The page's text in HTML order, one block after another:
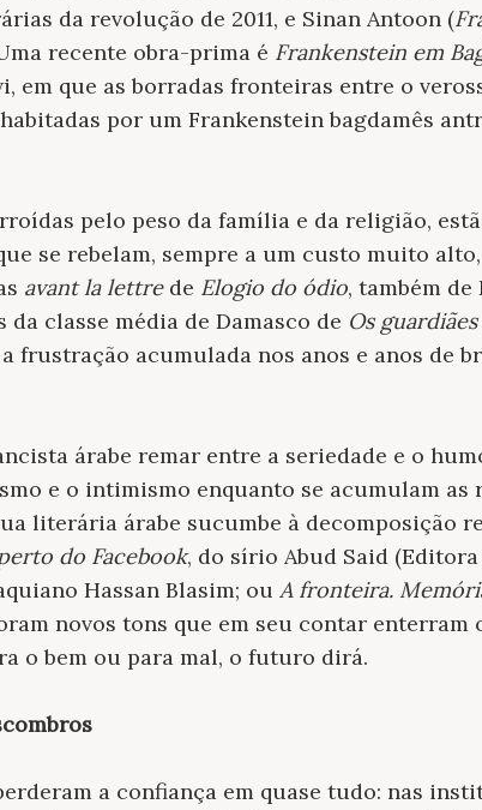
da revolução de 2011, e Sinan Antoon (
recente obra-prima é Frankenstein em
em que as borradas fronteiras entre o
por um Frankenstein bagdamês
pelo peso da família e da religião,
se rebelam, sempre a um custo muito
avant la lettrede Elogio do ódio, também
da classe média de Damasco de Os
frustração acumulada nos anos e anos de
árabe remar entre a seriedade e o
e o intimismo enquanto se acumulam as
literária árabe sucumbe à decomposição
do Facebook, do sírio Abud Said
Hassan Blasim; ou A fronteira.
novos tons que em seu contar
o bem ou para mal, o futuro dirá.
a confiança em quase tudo: nas